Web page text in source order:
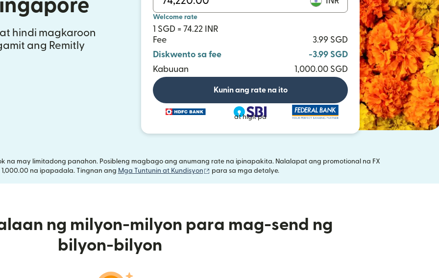
hindi magkaroon
ang Remitly
Welcome rate
1 SGD = 74.22 INR
Fee
3.99 SGD
Diskwento sa fee
-3.99 SGD
Kabuuan
1,000.00 SGD
Kunin ang rate na ito
at higit pa
na may limitadong panahon. Posibleng magbago ang anumang rate na ipinapakita. Nalalapat ang promotional na FX
1,000.00 na ipapadala. Tingnan ang Mga Tuntunin at Kundisyon (bubukas sa bagong window)
para sa mga detalye.
ng milyon-milyon para mag-send ng
bilyon-bilyon